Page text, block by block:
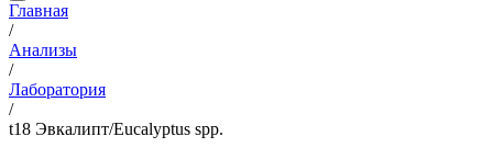
Главная
/
Анализы
/
Лаборатория
/
t18 Эвкалипт/Eucalyptus spp.